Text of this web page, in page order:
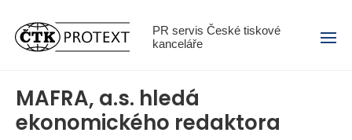
PR servis České tiskové
kanceláře
Menu
MAFRA, a.s. hledá
ekonomického redaktora